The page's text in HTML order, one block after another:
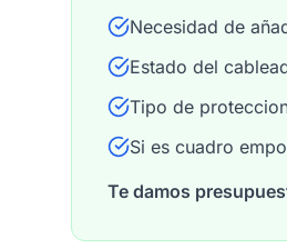
Necesidad de
Estado del
Tipo de
Si es cuadro
Te damos